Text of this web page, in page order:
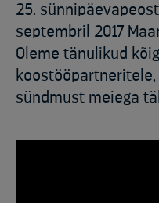
25.
septembril 2017
Oleme tänulikud
sündmust meiega